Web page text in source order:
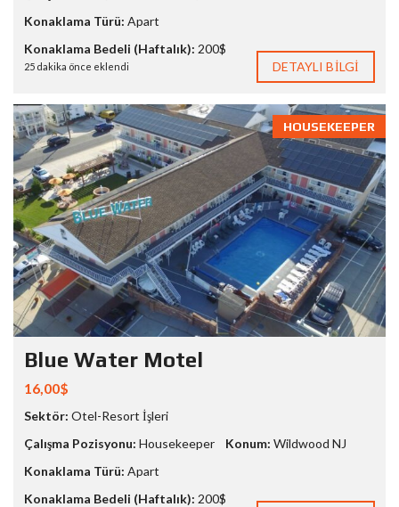
Konaklama Türü: Apart
Konaklama Bedeli (Haftalık): 200$
25 dakika önce eklendi DETAYLI BILGI
HOUSEKEEPER
Blue Water Motel
16,00$
Sektör: Otel-Resort İşleri
Çalışma Pozisyonu: Housekeeper Konum: Wildwood NJ
Konaklama Türü: Apart
Konaklama Bedeli (Haftalık): 200$